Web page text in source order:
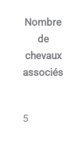
Nombre
de
chevaux
associés
5